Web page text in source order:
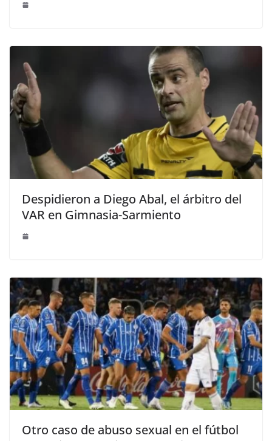
Despidieron a Diego Abal, el árbitro del
VAR en Gimnasia-Sarmiento
Otro caso de abuso sexual en el fútbol